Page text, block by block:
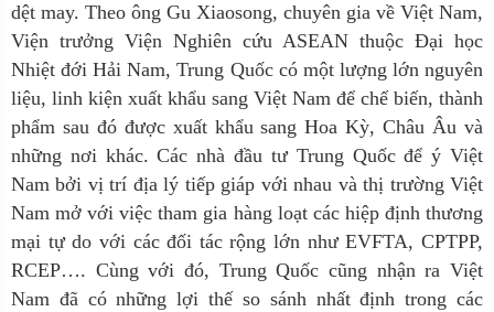
dệt may. Theo ông Gu Xiaosong, chuyên gia về Việt Nam,
Viện trưởng Viện Nghiên cứu ASEAN thuộc Đại học
Nhiệt đới Hải Nam, Trung Quốc có một lượng lớn nguyên
liệu, linh kiện xuất khẩu sang Việt Nam để chế biến, thành
phẩm sau đó được xuất khẩu sang Hoa Kỳ, Châu Âu và
những nơi khác. Các nhà đầu tư Trung Quốc để ý Việt
Nam bởi vị trí địa lý tiếp giáp với nhau và thị trường Việt
Nam mở với việc tham gia hàng loạt các hiệp định thương
mại tự do với các đối tác rộng lớn như EVFTA, CPTPP,
RCEP…. Cùng với đó, Trung Quốc cũng nhận ra Việt
Nam đã có những lợi thế so sánh nhất định trong các